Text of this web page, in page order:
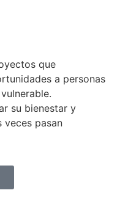
que
a personas
su bienestar y
veces pasan